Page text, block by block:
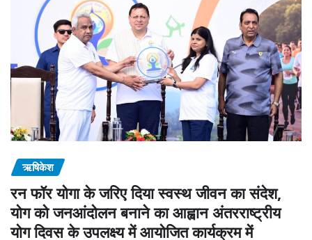
ऋषिकेश
रन फॉर योगा के जरिए दिया स्वस्थ जीवन का संदेश,
योग को जनआंदोलन बनाने का आह्वान अंतरराष्ट्रीय
योग दिवस के उपलक्ष्य में आयोजित कार्यक्रम में